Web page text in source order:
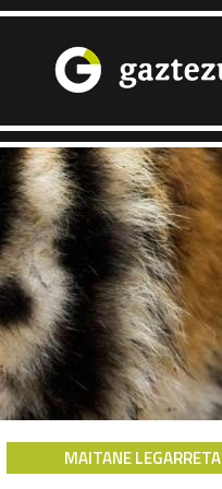
MAITANE LEGARRETA